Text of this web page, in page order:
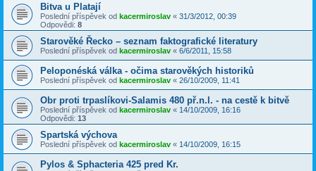
Bitva u Platají
Poslední příspěvek od kacermiroslav « 31/3/2012, 00:39
Odpovědi: 8
Starověké Řecko – seznam faktografické literatury
Poslední příspěvek od kacermiroslav « 6/6/2011, 15:58
Peloponéská válka - očima starověkých historiků
Poslední příspěvek od kacermiroslav « 26/10/2009, 11:41
Obr proti trpaslíkovi-Salamis 480 př.n.l. - na cestě k bitvě
Poslední příspěvek od kacermiroslav « 14/10/2009, 16:16
Odpovědi: 13
Spartská výchova
Poslední příspěvek od kacermiroslav « 14/10/2009, 16:15
Pylos & Sphacteria 425 pred Kr.